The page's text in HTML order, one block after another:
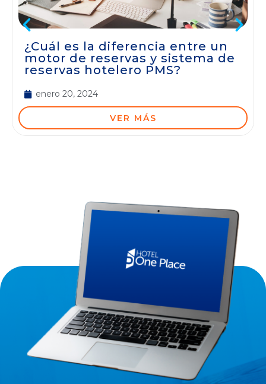
¿Cuál es la diferencia entre un
motor de reservas y sistema de
reservas hotelero PMS?
enero 20, 2024
VER MÁS